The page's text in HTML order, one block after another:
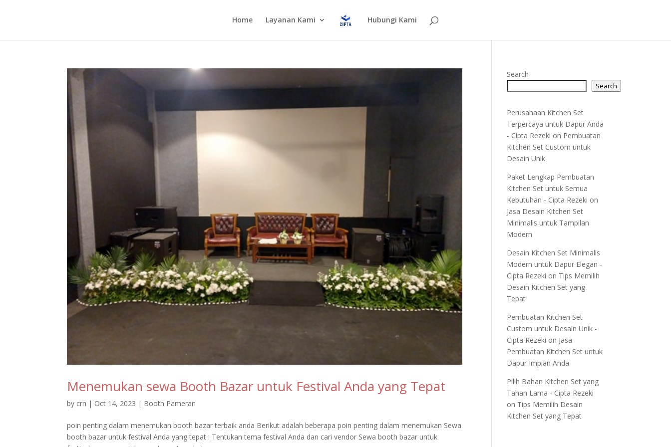
Home Layanan Kami Hubungi Kami
Menemukan sewa Booth Bazar untuk Festival Anda yang Tepat
by crn | Oct 14, 2023 | Booth Pameran
poin penting dalam menemukan booth bazar terbaik anda Berikut adalah beberapa poin penting dalam menemukan Sewa
booth bazar untuk festival Anda yang tepat : Tentukan tema festival Anda dan cari vendor Sewa booth bazar untuk
Search
Search
Perusahaan Kitchen Set
Terpercaya untuk Dapur Anda
- Cipta Rezeki on Pembuatan
Kitchen Set Custom untuk
Desain Unik
Paket Lengkap Pembuatan
Kitchen Set untuk Semua
Kebutuhan - Cipta Rezeki on
Jasa Desain Kitchen Set
Minimalis untuk Tampilan
Modern
Desain Kitchen Set Minimalis
Modern untuk Dapur Elegan -
Cipta Rezeki on Tips Memilih
Desain Kitchen Set yang
Tepat
Pembuatan Kitchen Set
Custom untuk Desain Unik -
Cipta Rezeki on Jasa
Pembuatan Kitchen Set untuk
Dapur Impian Anda
Pilih Bahan Kitchen Set yang
Tahan Lama - Cipta Rezeki
on Tips Memilih Desain
Kitchen Set yang Tepat